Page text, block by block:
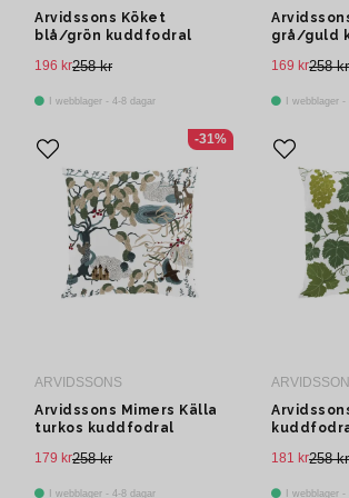
Arvidssons Köket
blå/grön kuddfodral
258 kr
196 kr
I webblager - 4-8 dagar
grå/guld
258 kr
169 kr
I webblager -
ARVIDSSONS
Arvidssons Mimers Källa
turkos kuddfodral
258 kr
179 kr
I webblager - 4-8 dagar
-31%
258 kr
181 kr
I webblager -